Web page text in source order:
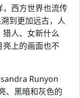
西方世界也流传
到更加远古，人
人、女新什么
亮上的画面也不
Runyon
、黑暗和灰色的